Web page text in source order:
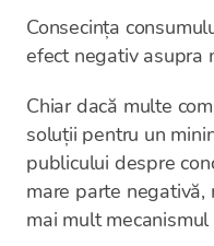
Consecința
efect negativ asupra
Chiar dacă multe
soluții pentru un
publicului despre
mare parte
mai mult